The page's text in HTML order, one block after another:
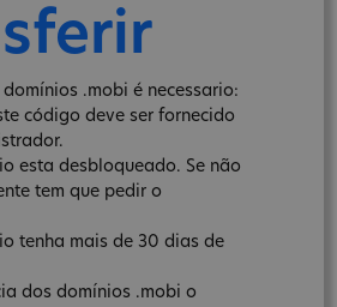
.mobi é necessario:
código deve ser fornecido
esta desbloqueado. Se não
tem que pedir o
tenha mais de 30 dias de
dos domínios .mobi o